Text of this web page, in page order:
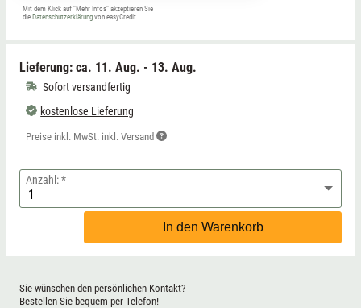
Mit dem Klick auf "Mehr Infos" akzeptieren Sie
die Datenschutzerklärung von easyCredit.
Lieferung: ca. 11. Aug. - 13. Aug.
Sofort versandfertig
kostenlose Lieferung
Preise inkl. MwSt. inkl. Versand
Anzahl:
In den Warenkorb
Sie wünschen den persönlichen Kontakt?
Bestellen Sie bequem per Telefon!